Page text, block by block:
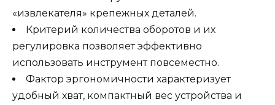
«извлекателя» крепежных деталей.
Критерий количества оборотов и их
регулировка позволяет эффективно
использовать инструмент повсеместно.
Фактор эргономичности характеризует
удобный хват, компактный вес устройства и